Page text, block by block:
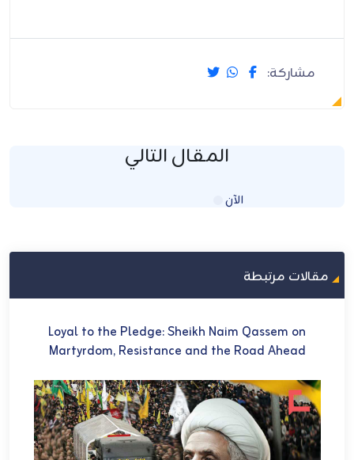
مشاركة:
المقال التالي
الآن
مقالات مرتبطة
Loyal to the Pledge: Sheikh Naim Qassem on
Martyrdom, Resistance and the Road Ahead